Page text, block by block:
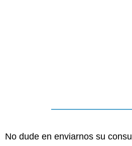
No dude en enviarnos su